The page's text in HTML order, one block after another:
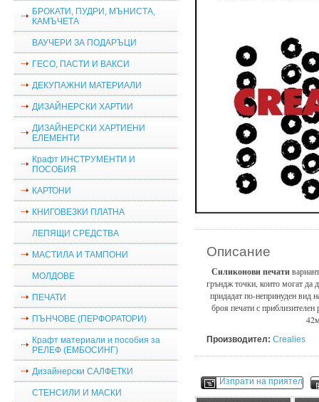
БРОКАТИ, ПУДРИ, МЪНИСТА,
КАМЪЧЕТА
ВАУЧЕРИ ЗА ПОДАРЪЦИ
ГЕСО, ПАСТИ И ВАКСИ
ДЕКУПАЖНИ МАТЕРИАЛИ
ДИЗАЙНЕРСКИ ХАРТИИ
ДИЗАЙНЕРСКИ ХАРТИЕНИ
ЕЛЕМЕНТИ
Крафт ИНСТРУМЕНТИ И
ПОСОБИЯ
КАРТОНИ
КНИГОВЕЗКИ ПЛАТНА
ЛЕПЯЩИ СРЕДСТВА
МАСТИЛА И ТАМПОНИ
МОЛДОВЕ
ПЕЧАТИ
ПЪНЧОВЕ (ПЕРФОРАТОРИ)
Крафт материали и пособия за
РЕЛЕФ (ЕМБОСИНГ)
Дизайнерски САЛФЕТКИ
СТЕНСИЛИ И МАСКИ
Описание
Силиконови печати
гръндж точки, които могат да
придадат по-непринуден вид
броя печати с
Производител: Crealies
Изпрати на приятел